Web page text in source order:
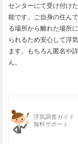
センターにて受け付け
能です。ご自身の住ん
る場所から離れた場所
られるため安心して浮
ます。もちろん匿名や
ん。
浮気調査ガイド
無料サポート